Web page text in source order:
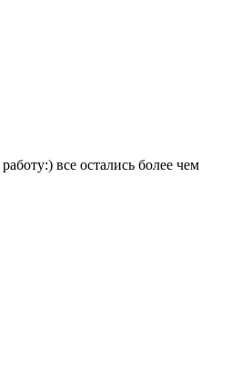
все остались более чем